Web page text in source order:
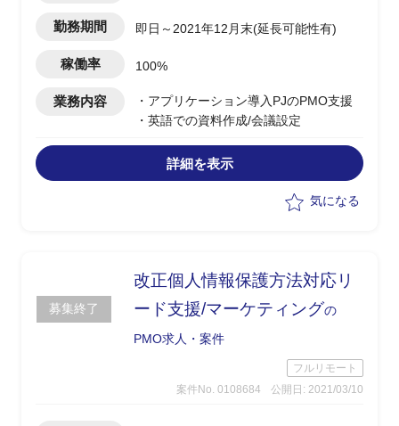
勤務期間 即日～2021年12月末(延長可能性有)
稼働率 100%
業務内容
・アプリケーション導入PJのPMO支援
・英語での資料作成/会議設定
詳細を表示
気になる
募集終了
改正個人情報保護方法対応リ
ード支援/マーケティングの
PMO求人・案件
フルリモート
案件No. 0108684
公開日: 2021/03/10